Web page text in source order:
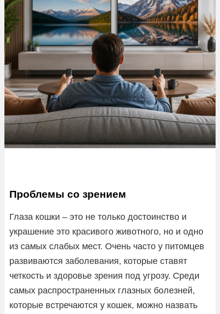
Проблемы со зрением
Глаза кошки – это не только достоинство и
украшение это красивого животного, но и одно
из самых слабых мест. Очень часто у питомцев
развиваются заболевания, которые ставят
четкость и здоровье зрения под угрозу. Среди
самых распространенных глазных болезней,
которые встречаются у кошек, можно назвать